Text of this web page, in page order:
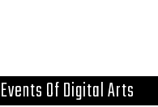
Events Of Digital Arts